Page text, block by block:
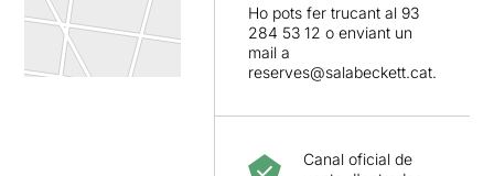
Ho pots fer trucant al 93
284 53 12 o enviant un
mail a
reserves@salabeckett.cat.
Canal oficial de